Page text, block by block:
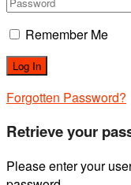
Remember Me
Forgotten Password?
Retrieve your
Please enter your